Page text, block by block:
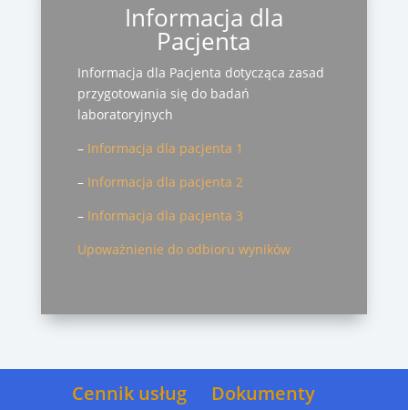
Informacja dla
Pacjenta
Informacja dla Pacjenta dotycząca zasad
przygotowania się do badań
laboratoryjnych
– Informacja dla pacjenta 1
– Informacja dla pacjenta 2
– Informacja dla pacjenta 3
Upoważnienie do odbioru wyników
Cennik usług Dokumenty